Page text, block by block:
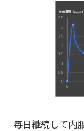
毎日継続して内